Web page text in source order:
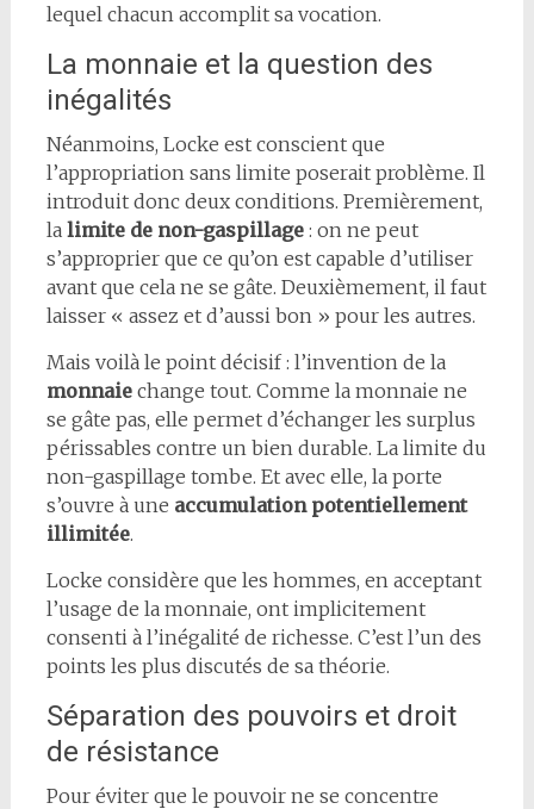
lequel chacun accomplit sa vocation.
La monnaie et la question des
inégalités
Néanmoins, Locke est conscient que
l’appropriation sans limite poserait problème. Il
introduit donc deux conditions. Premièrement,
la limite de non-gaspillage: on ne peut
s’approprier que ce qu’on est capable d’utiliser
avant que cela ne se gâte. Deuxièmement, il faut
laisser « assez et d’aussi bon » pour les autres.
Mais voilà le point décisif : l’invention de la
monnaiechange tout. Comme la monnaie ne
se gâte pas, elle permet d’échanger les surplus
périssables contre un bien durable. La limite du
non-gaspillage tombe. Et avec elle, la porte
s’ouvre à une accumulation potentiellement
illimitée.
Locke considère que les hommes, en acceptant
l’usage de la monnaie, ont implicitement
consenti à l’inégalité de richesse. C’est l’un des
points les plus discutés de sa théorie.
Séparation des pouvoirs et droit
de résistance
Pour éviter que le pouvoir ne se concentre